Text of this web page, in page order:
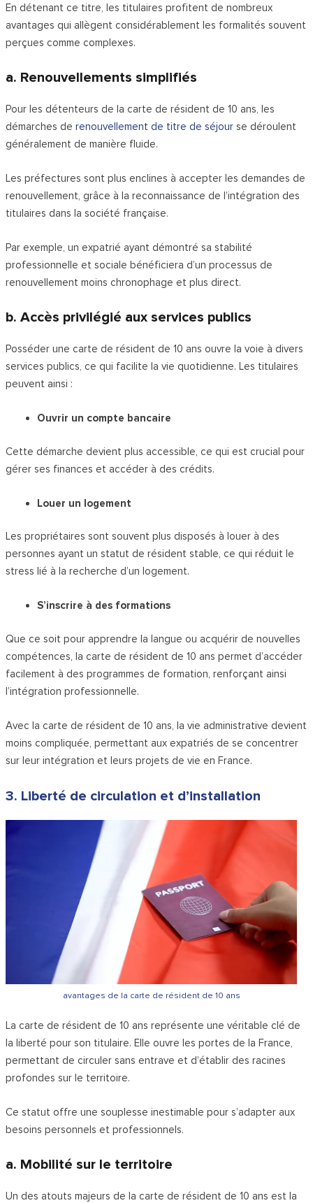
En détenant ce titre, les titulaires profitent de nombreux
avantages qui allègent considérablement les formalités souvent
perçues comme complexes.
a. Renouvellements simplifiés
Pour les détenteurs de la carte de résident de 10 ans, les
démarches derenouvellement de titre de séjour se déroulent
généralement de manière fluide.
Les préfectures sont plus enclines à accepter les demandes de
renouvellement, grâce à la reconnaissance de l’intégration des
titulaires dans la société française.
Par exemple, un expatrié ayant démontré sa stabilité
professionnelle et sociale bénéficiera d’un processus de
renouvellement moins chronophage et plus direct.
b. Accès privilégié aux services publics
Posséder une carte de résident de 10 ans ouvre la voie à divers
services publics, ce qui facilite la vie quotidienne. Les titulaires
peuvent ainsi :
Ouvrir un compte bancaire
Cette démarche devient plus accessible, ce qui est crucial pour
gérer ses finances et accéder à des crédits.
Louer un logement
Les propriétaires sont souvent plus disposés à louer à des
personnes ayant un statut de résident stable, ce qui réduit le
stress lié à la recherche d’un logement.
S’inscrire à des formations
Que ce soit pour apprendre la langue ou acquérir de nouvelles
compétences, la carte de résident de 10 ans permet d’accéder
facilement à des programmes de formation, renforçant ainsi
l’intégration professionnelle.
Avec la carte de résident de 10 ans, la vie administrative devient
moins compliquée, permettant aux expatriés de se concentrer
sur leur intégration et leurs projets de vie en France.
3. Liberté de circulation et d’installation
avantages de la carte de résident de 10 ans
La carte de résident de 10 ans représente une véritable clé de
la liberté pour son titulaire. Elle ouvre les portes de la France,
permettant de circuler sans entrave et d’établir des racines
profondes sur le territoire.
Ce statut offre une souplesse inestimable pour s’adapter aux
besoins personnels et professionnels.
a. Mobilité sur le territoire
Un des atouts majeurs de la carte de résident de 10 ans est la